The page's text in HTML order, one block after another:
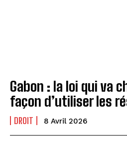
Gabon : la loi qui va
façon d’utiliser les
DROIT 8 Avril 2026